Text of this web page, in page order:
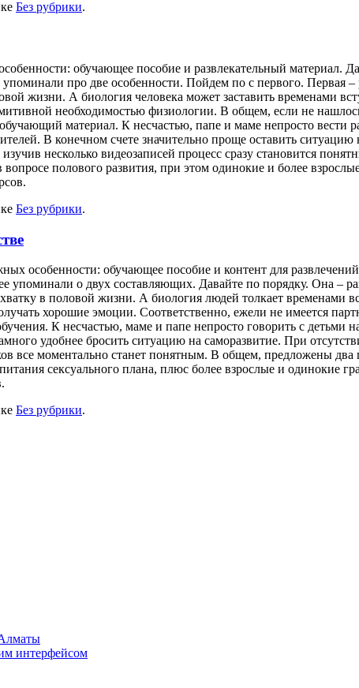
Без рубрики.
обучающее пособие и развлекательный материал.
про две особенности. Пойдем по с первого. Первая
жизни. А биология человека может заставить временами
необходимостью физиологии. В общем, если не
материал. К несчастью, папе и маме непросто вести
В конечном счете значительно проще оставить
несколько видеозаписей процесс сразу становится
полового развития, при этом одинокие и более
Без рубрики.
особенности: обучающее пособие и контент для
упоминали о двух составляющих. Давайте по порядку. Она –
в половой жизни. А биология людей толкает временами
хорошие эмоции. Соответственно, ежели не имеется
К несчастью, маме и папе непросто говорить с детьми
удобнее бросить ситуацию на саморазвитие. При
все моментально станет понятным. В общем, предложены
сексуального плана, плюс более взрослые и
Без рубрики.
интерфейсом